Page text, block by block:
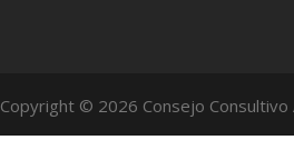
Copyright © 2026 Consejo Consultivo